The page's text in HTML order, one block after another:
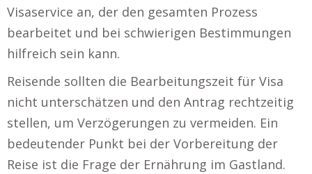
Visaservice an, der den gesamten Prozess
bearbeitet und bei schwierigen Bestimmungen
hilfreich sein kann.
Reisende sollten die Bearbeitungszeit für Visa
nicht unterschätzen und den Antrag rechtzeitig
stellen, um Verzögerungen zu vermeiden. Ein
bedeutender Punkt bei der Vorbereitung der
Reise ist die Frage der Ernährung im Gastland.